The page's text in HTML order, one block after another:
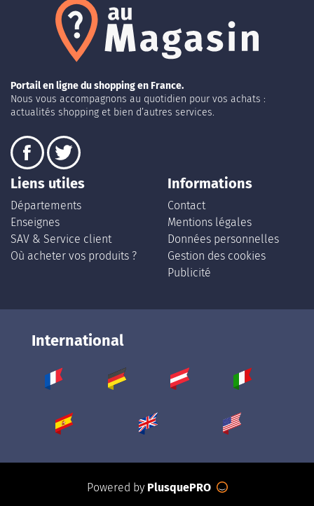
Portail en ligne du shopping en France.
Nous vous accompagnons au quotidien pour vos achats :
actualités shopping et bien d’autres services.
Liens utiles
Départements
Enseignes
SAV & Service client
Où acheter vos produits ?
Informations
Contact
Mentions légales
Données personnelles
Gestion des cookies
Publicité
International
Powered by PlusquePRO